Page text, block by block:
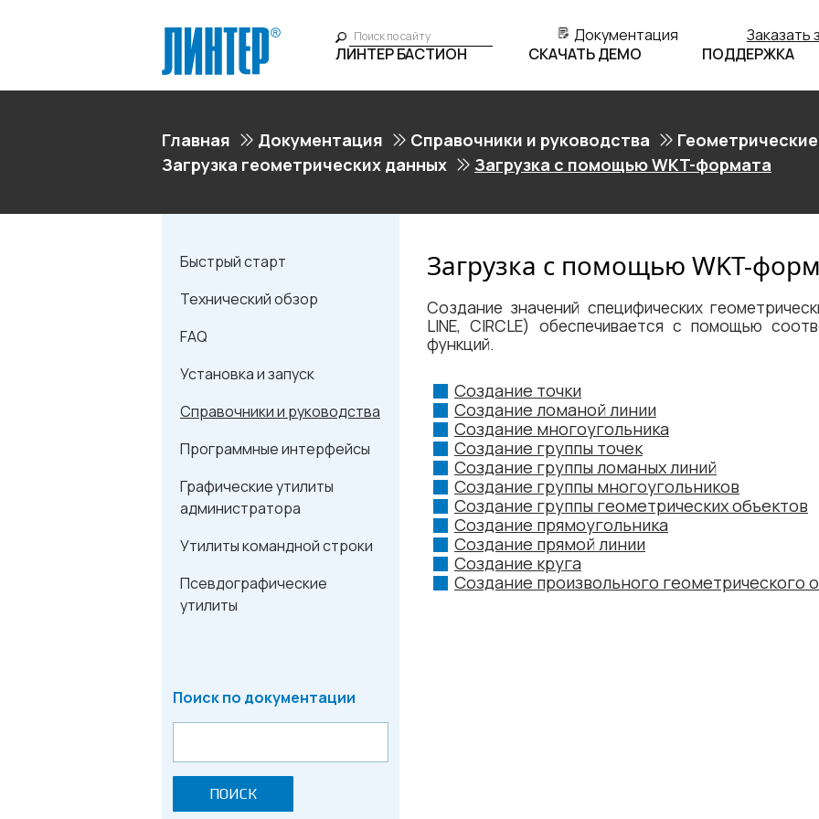
Документация Заказать
ЛИНТЕР БАСТИОН
СКАЧАТЬ ДЕМО ПОДДЕРЖКА
Главная Документация Справочники и руководства
Загрузка геометрических данных
Загрузка с помощью WKT-формата
Быстрый старт
Технический обзор
FAQ
Установка и запуск
Справочники и руководства
Программные интерфейсы
Графические утилиты
администратора
Утилиты командной строки
Псевдографические
утилиты
Поиск по документации
ПОИСК
Загрузка с помощью WKT-
Создание значений специфических
LINE, CIRCLE) обеспечивается с помощью
функций.
Создание точки
Создание ломаной линии
Создание многоугольника
Создание группы точек
Создание группы ломаных линий
Создание группы многоугольников
Создание группы геометрических объектов
Создание прямоугольника
Создание прямой линии
Создание круга
Создание произвольного геометрического